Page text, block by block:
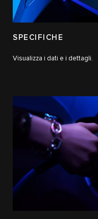
SPECIFICHE
Visualizza i dati e i dettagli.